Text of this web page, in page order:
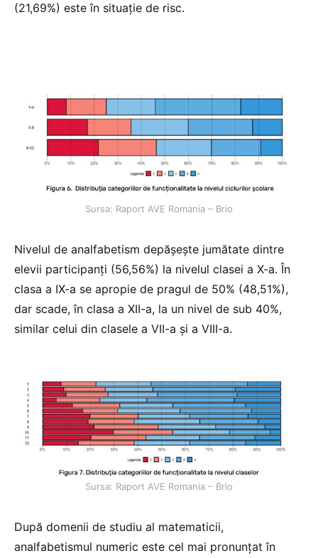
(21,69%) este în situație de risc.
Sursa: Raport AVE Romania – Brio
Nivelul de analfabetism depășește jumătate dintre
elevii participanți (56,56%) la nivelul clasei a X-a. În
clasa a IX-a se apropie de pragul de 50% (48,51%),
dar scade, în clasa a XII-a, la un nivel de sub 40%,
similar celui din clasele a VII-a și a VIII-a.
Sursa: Raport AVE Romania – Brio
După domenii de studiu al matematicii,
analfabetismul numeric este cel mai pronunțat în